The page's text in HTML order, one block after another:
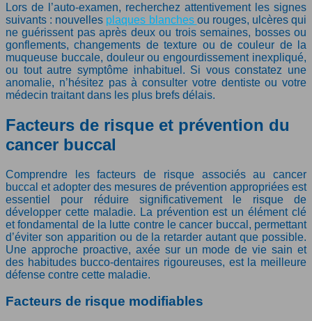
Lors de l’auto-examen, recherchez attentivement les signes
suivants : nouvelles plaques blanches ou rouges, ulcères qui
ne guérissent pas après deux ou trois semaines, bosses ou
gonflements, changements de texture ou de couleur de la
muqueuse buccale, douleur ou engourdissement inexpliqué,
ou tout autre symptôme inhabituel. Si vous constatez une
anomalie, n’hésitez pas à consulter votre dentiste ou votre
médecin traitant dans les plus brefs délais.
Facteurs de risque et prévention du
cancer buccal
Comprendre les facteurs de risque associés au cancer
buccal et adopter des mesures de prévention appropriées est
essentiel pour réduire significativement le risque de
développer cette maladie. La prévention est un élément clé
et fondamental de la lutte contre le cancer buccal, permettant
d’éviter son apparition ou de la retarder autant que possible.
Une approche proactive, axée sur un mode de vie sain et
des habitudes bucco-dentaires rigoureuses, est la meilleure
défense contre cette maladie.
Facteurs de risque modifiables